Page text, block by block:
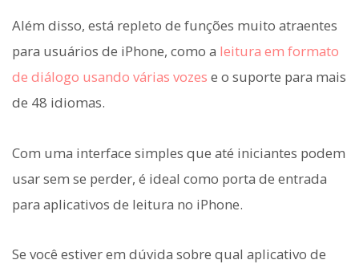
Além disso, está repleto de funções muito atraentes
para usuários de iPhone, como a leitura em formato
de diálogo usando várias vozes e o suporte para mais
de 48 idiomas.
Com uma interface simples que até iniciantes podem
usar sem se perder, é ideal como porta de entrada
para aplicativos de leitura no iPhone.
Se você estiver em dúvida sobre qual aplicativo de